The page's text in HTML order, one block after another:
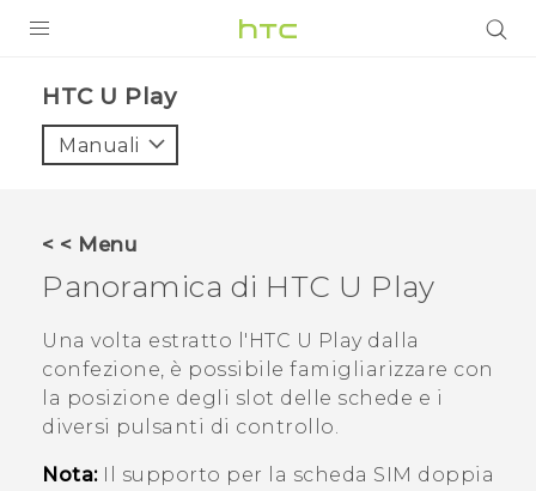
VIVE
ASSISTENZA
Accessori e dispositivi HTC
Accesso
HTC U Play‎
Manuali
< < Menu
Panoramica di HTC U Play
Una volta estratto l' HTC U Playdalla
confezione, è possibile famigliarizzare con
la posizione degli slot delle schede e i
diversi pulsanti di controllo.
Nota:Il supporto per la scheda SIM doppia